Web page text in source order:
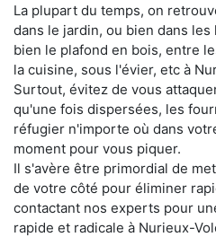
La plupart du temps, on
dans le jardin, ou bien dans
bien le plafond en bois, entre
la cuisine, sous l'évier, etc à
Surtout, évitez de vous
qu'une fois dispersées, les
réfugier n'importe où dans
moment pour vous piquer.
Il s'avère être primordial de
de votre côté pour éliminer
contactant nos experts pour
rapide et radicale à Nurieux-